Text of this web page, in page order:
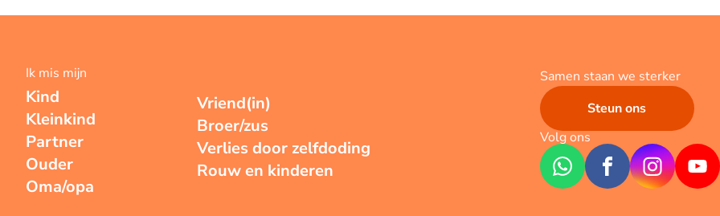
Ik mis mijn
Kind
Kleinkind
Partner
Ouder
Oma/opa
Vriend(in)
Broer/zus
Verlies door zelfdoding
Rouw en kinderen
Samen staan we sterker
Steun ons
Volg ons